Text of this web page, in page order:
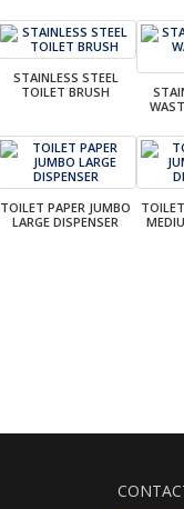
STAINLESS STEEL
TOILET BRUSH
TOILET PAPER JUMBO
LARGE DISPENSER